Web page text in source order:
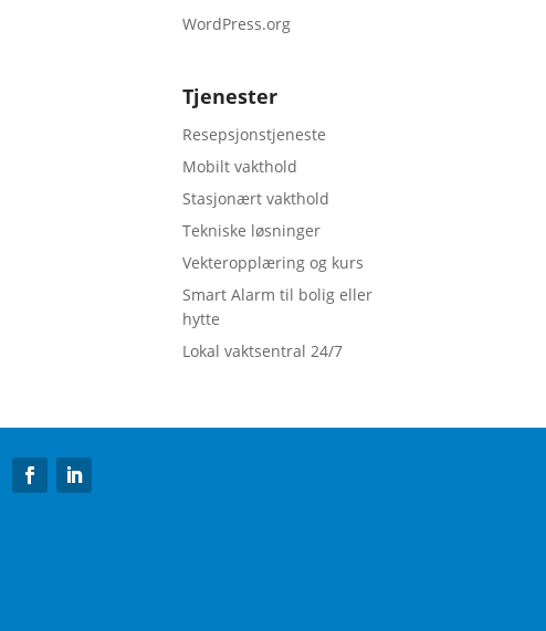
WordPress.org
Tjenester
Resepsjonstjeneste
Mobilt vakthold
Stasjonært vakthold
Tekniske løsninger
Vekteropplæring og kurs
Smart Alarm til bolig eller
hytte
Lokal vaktsentral 24/7